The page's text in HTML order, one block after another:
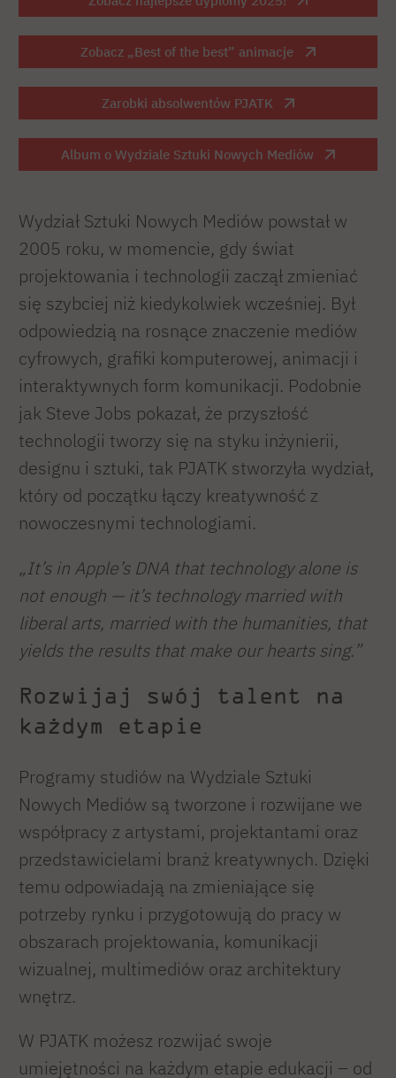
Zobacz „Best of the best” animacje
Zarobki absolwentów PJATK
Album o Wydziale Sztuki Nowych Mediów
Wydział Sztuki Nowych Mediów powstał w
2005 roku, w momencie, gdy świat
projektowania i technologii zaczął zmieniać
się szybciej niż kiedykolwiek wcześniej. Był
odpowiedzią na rosnące znaczenie mediów
cyfrowych, grafiki komputerowej, animacji i
interaktywnych form komunikacji. Podobnie
jak Steve Jobs pokazał, że przyszłość
technologii tworzy się na styku inżynierii,
designu i sztuki, tak PJATK stworzyła wydział,
który od początku łączy kreatywność z
nowoczesnymi technologiami.
„It’s in Apple’s DNA that technology alone is
not enough — it’s technology married with
liberal arts, married with the humanities, that
yields the results that make our hearts sing.”
Rozwijaj swój talent na
każdym etapie
Programy studiów na Wydziale Sztuki
Nowych Mediów są tworzone i rozwijane we
współpracy z artystami, projektantami oraz
przedstawicielami branż kreatywnych. Dzięki
temu odpowiadają na zmieniające się
potrzeby rynku i przygotowują do pracy w
obszarach projektowania, komunikacji
wizualnej, multimediów oraz architektury
wnętrz.
W PJATK możesz rozwijać swoje
umiejętności na każdym etapie edukacji – od